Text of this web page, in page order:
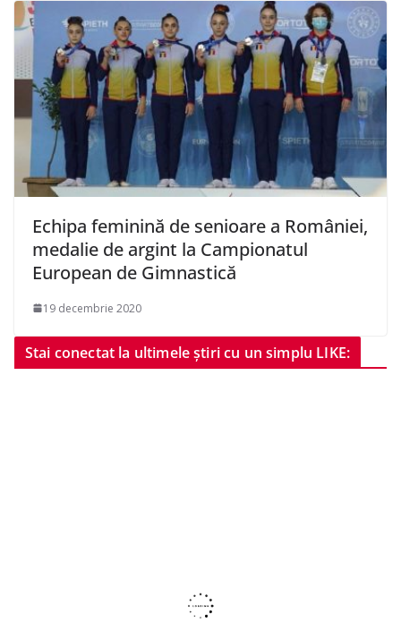
Echipa feminină de senioare a României,
medalie de argint la Campionatul
European de Gimnastică
19 decembrie 2020
Stai conectat la ultimele știri cu un simplu LIKE: